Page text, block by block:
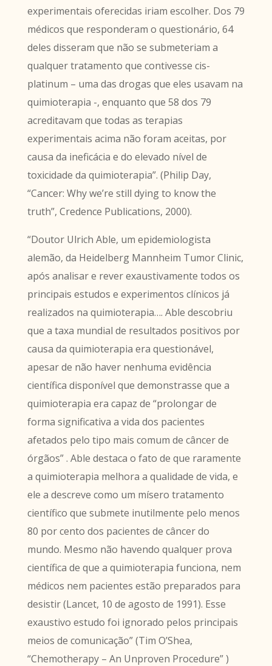
experimentais oferecidas iriam escolher. Dos 79
médicos que responderam o questionário, 64
deles disseram que não se submeteriam a
qualquer tratamento que contivesse cis-
platinum – uma das drogas que eles usavam na
quimioterapia -, enquanto que 58 dos 79
acreditavam que todas as terapias
experimentais acima não foram aceitas, por
causa da ineficácia e do elevado nível de
toxicidade da quimioterapia”. (Philip Day,
“Cancer: Why we’re still dying to know the
truth”, Credence Publications, 2000).
“Doutor Ulrich Able, um epidemiologista
alemão, da Heidelberg Mannheim Tumor Clinic,
após analisar e rever exaustivamente todos os
principais estudos e experimentos clínicos já
realizados na quimioterapia…. Able descobriu
que a taxa mundial de resultados positivos por
causa da quimioterapia era questionável,
apesar de não haver nenhuma evidência
científica disponível que demonstrasse que a
quimioterapia era capaz de “prolongar de
forma significativa a vida dos pacientes
afetados pelo tipo mais comum de câncer de
órgãos” . Able destaca o fato de que raramente
a quimioterapia melhora a qualidade de vida, e
ele a descreve como um mísero tratamento
científico que submete inutilmente pelo menos
80 por cento dos pacientes de câncer do
mundo. Mesmo não havendo qualquer prova
científica de que a quimioterapia funciona, nem
médicos nem pacientes estão preparados para
desistir (Lancet, 10 de agosto de 1991). Esse
exaustivo estudo foi ignorado pelos principais
meios de comunicação” (Tim O’Shea,
“Chemotherapy – An Unproven Procedure” )